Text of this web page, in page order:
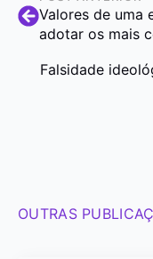
Valores de uma
adotar os mais
Falsidade
OUTRAS